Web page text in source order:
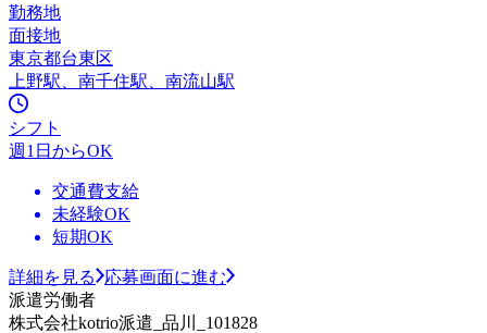
勤務地
面接地
東京都台東区
上野駅、南千住駅、南流山駅
シフト
週1日からOK
交通費支給
未経験OK
短期OK
詳細を見る
応募画面に進む
派遣労働者
株式会社kotrio派遣_品川_101828